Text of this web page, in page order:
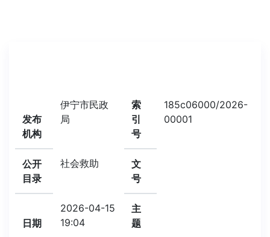
发布
机构
伊宁市民政
局
索
引
号
185c06000/2026-
00001
公开
目录
社会救助
文
号
日期
2026-04-15
19:04
主
题